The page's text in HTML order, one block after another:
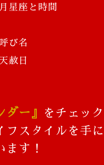
星座と時間
び名
赦日
ダー』
をチェッ
フスタイルを手
す！